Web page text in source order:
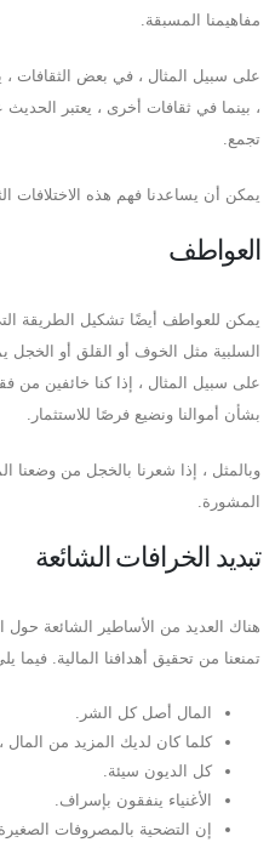
مفاهيمنا المسبقة.
على سبيل المثال ، في بعض الثقافات ،
، بينما في ثقافات أخرى ، يعتبر
تجمع.
يمكن أن يساعدنا فهم هذه الاختلافات
العواطف
يمكن للعواطف أيضًا تشكيل الطريقة
السلبية مثل الخوف أو القلق أو الخجل
على سبيل المثال ، إذا كنا خائفين من
بشأن أموالنا ونضيع فرصًا للاستثمار.
وبالمثل ، إذا شعرنا بالخجل من وضعنا
المشورة.
تبديد الخرافات الشائعة
هناك العديد من الأساطير الشائعة حول
تمنعنا من تحقيق أهدافنا المالية. فيما
المال أصل كل الشر.
كلما كان لديك المزيد من
كل الديون سيئة.
الأغنياء ينفقون بإسراف.
إن التضحية بالمصروفات